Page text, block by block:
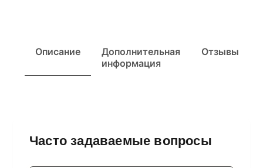
Описание
Дополнительная
информация
Отзывы
Часто задаваемые вопросы